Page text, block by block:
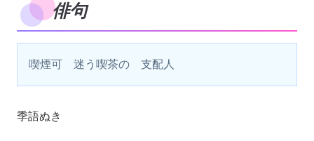
俳句
喫煙可　迷う喫茶の　支配人
季語ぬき